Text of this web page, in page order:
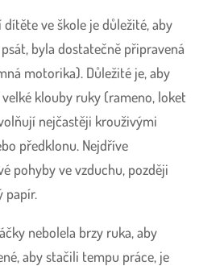
ve škole je důležité, aby
byla dostatečně připravená
motorika). Důležité je, aby
klouby ruky (rameno, loket
nejčastěji krouživými
předklonu. Nejdříve
pohyby ve vzduchu, později
papír.
nebolela brzy ruka, aby
aby stačili tempu práce, je